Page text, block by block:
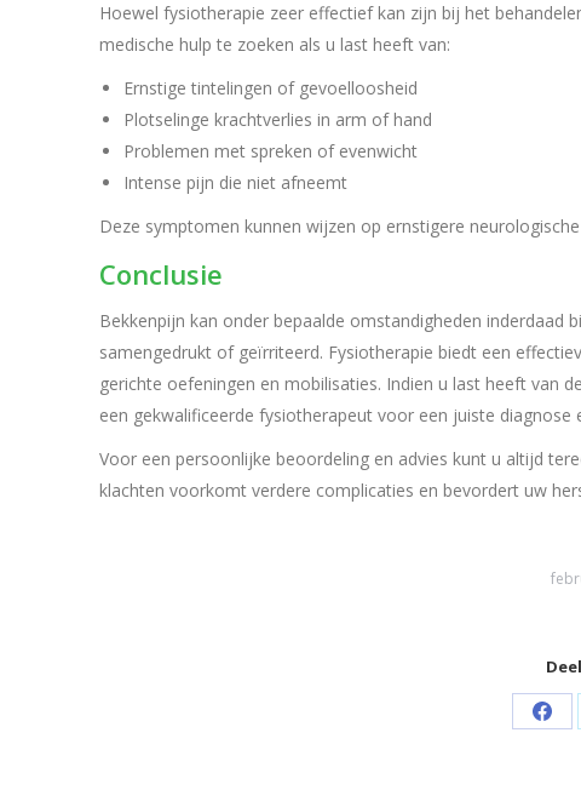
Hoewel fysiotherapie zeer effectief kan zijn bij het
medische hulp te zoeken als u last heeft van:
Ernstige tintelingen of gevoelloosheid
Plotselinge krachtverlies in arm of hand
Problemen met spreken of evenwicht
Intense pijn die niet afneemt
Deze symptomen kunnen wijzen op ernstigere
Conclusie
Bekkenpijn kan onder bepaalde omstandigheden
samengedrukt of geïrriteerd. Fysiotherapie biedt een
gerichte oefeningen en mobilisaties. Indien u last heeft van
een gekwalificeerde fysiotherapeut voor een juiste diagnose
Voor een persoonlijke beoordeling en advies kunt u altijd
klachten voorkomt verdere complicaties en bevordert uw